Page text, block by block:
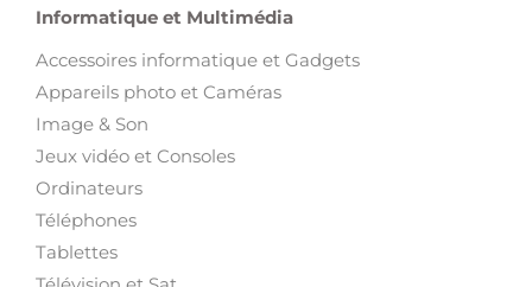
Informatique et Multimédia
Accessoires informatique et Gadgets
Appareils photo et Caméras
Image & Son
Jeux vidéo et Consoles
Ordinateurs
Téléphones
Tablettes